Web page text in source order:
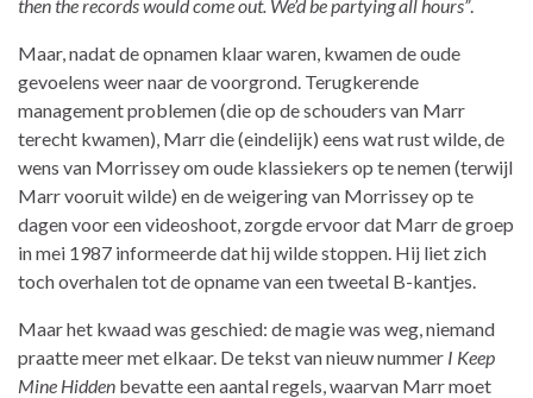
then the records would come out. We’d be partying all hours”.
Maar, nadat de opnamen klaar waren, kwamen de oude
gevoelens weer naar de voorgrond. Terugkerende
management problemen (die op de schouders van Marr
terecht kwamen), Marr die (eindelijk) eens wat rust wilde, de
wens van Morrissey om oude klassiekers op te nemen (terwijl
Marr vooruit wilde) en de weigering van Morrissey op te
dagen voor een videoshoot, zorgde ervoor dat Marr de groep
in mei 1987 informeerde dat hij wilde stoppen. Hij liet zich
toch overhalen tot de opname van een tweetal B-kantjes.
Maar het kwaad was geschied: de magie was weg, niemand
praatte meer met elkaar. De tekst van nieuw nummer I Keep
Mine Hidden bevatte een aantal regels, waarvan Marr moet